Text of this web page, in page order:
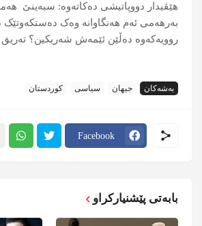
هێڤیدار دووپاتیشی ده‌كاته‌وه‌: سبەینێ
بەرھەمی ئەم ھەنگاوانە وەک دەستکەوتێک
روویەکەوە دەڵێن ئێمەش شەریکین؟ تەریق
بەشەکان جیهان سیاسی کوردستان
Facebook
بابەتی پێشنیارکراو